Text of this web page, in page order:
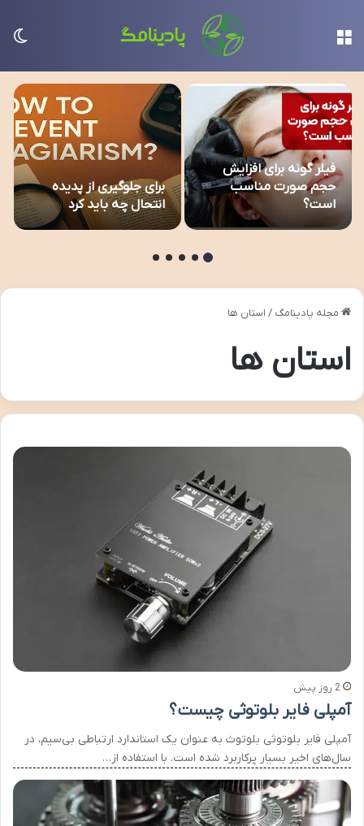
فیلر گونه برای افزایش
حجم صورت مناسب
است؟
برای جلوگیری از پدیده
انتحال چه باید کرد
مجله پادینامگ / استان ها
استان ها
2 روز پیش
آمپلی فایر بلوتوثی چیست؟
آمپلی فایر بلوتوثی بلوتوث به عنوان یک استاندارد ارتباطی بی‌سیم، در
سال‌های اخیر بسیار پرکاربرد شده است. با استفاده از…